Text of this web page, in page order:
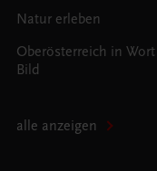
Natur erleben
Oberösterreich in
Bild
alle anzeigen